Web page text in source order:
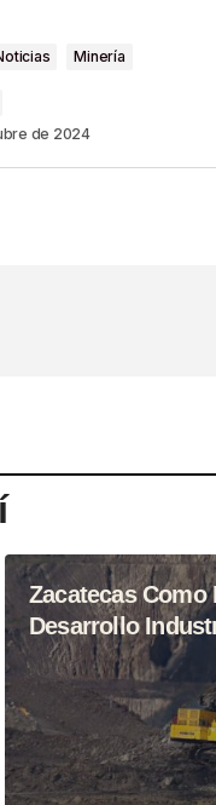
Minería
de 2024
Zacatecas Como
Desarrollo